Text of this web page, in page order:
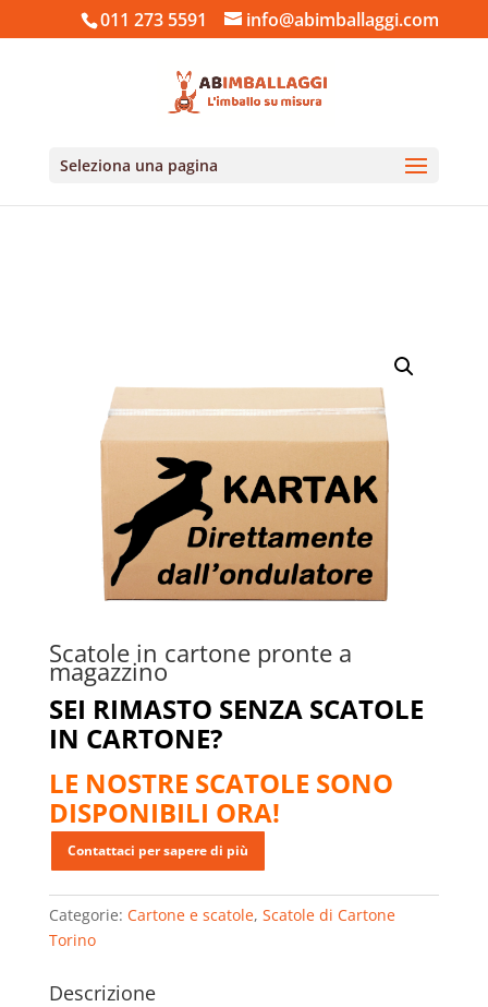
011 273 5591 info@abimballaggi.com
Seleziona una pagina
Scatole in cartone pronte a
magazzino
SEI RIMASTO SENZA SCATOLE
IN CARTONE?
LE NOSTRE SCATOLE SONO
DISPONIBILI ORA!
Categorie: Cartone e scatole, Scatole di Cartone
Torino
Descrizione